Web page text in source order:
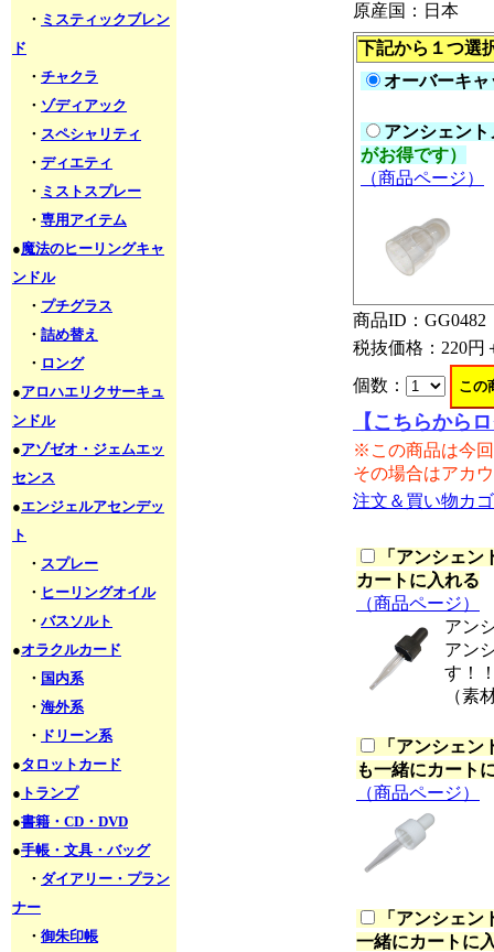
・ ミスティックブレン
ド
・ チャクラ
・ ゾディアック
・ スペシャリティ
・ ディエティ
・ ミストスプレー
・ 専用アイテム
●魔法のヒーリングキャ
ンドル
・ プチグラス
・ 詰め替え
・ ロング
●アロハエリクサーキュ
ンドル
●アゾゼオ・ジェムエッ
センス
●エンジェルアセンデッ
ト
・ スプレー
・ ヒーリングオイル
・ バスソルト
●オラクルカード
・ 国内系
・ 海外系
・ ドリーン系
●タロットカード
● トランプ
●書籍・CD・DVD
●手帳・文具・バッグ
・ ダイアリー・プラン
ナー
・ 御朱印帳
原産国：日本
下記から１つ選
オーバーキ
アンシェン
がお得です）
（商品ページ）
商品ID：GG0482
税抜価格： 220円
個数：
【こちらから
※この商品は今
その場合はアカ
注文＆買い物カ
「 アンシェン
カートに入れる
（商品ページ）
アン
アン
す！
（素
「 アンシェン
も一緒にカート
（商品ページ）
「 アンシェン
一緒にカートに